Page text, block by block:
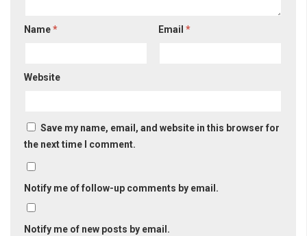
Name* Email*
Website
Save my name, email, and website in this browser for
the next time I comment.
Notify me of follow-up comments by email.
Notify me of new posts by email.